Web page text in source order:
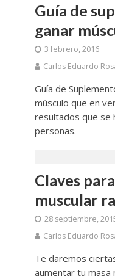
Guía de
ganar
3 febrero, 2016
Carlos Eduardo
Guía de
músculo que en
resultados que se
personas.
Claves
muscular
28 septiembre,
Carlos Eduardo
Te daremos
aumentar tu masa